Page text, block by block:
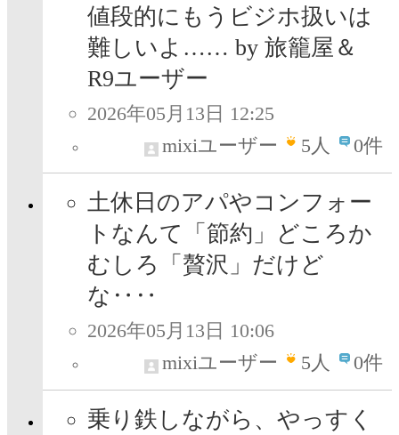
値段的にもうビジホ扱いは
難しいよ…… by 旅籠屋＆
R9ユーザー
2026年05月13日 12:25
mixiユーザー
5人 0件
土休日のアパやコンフォー
トなんて「節約」どころか
むしろ「贅沢」だけど
な‥‥
2026年05月13日 10:06
mixiユーザー
5人 0件
乗り鉄しながら、やっすく